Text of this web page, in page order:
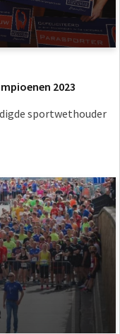
2023
sportwethouder